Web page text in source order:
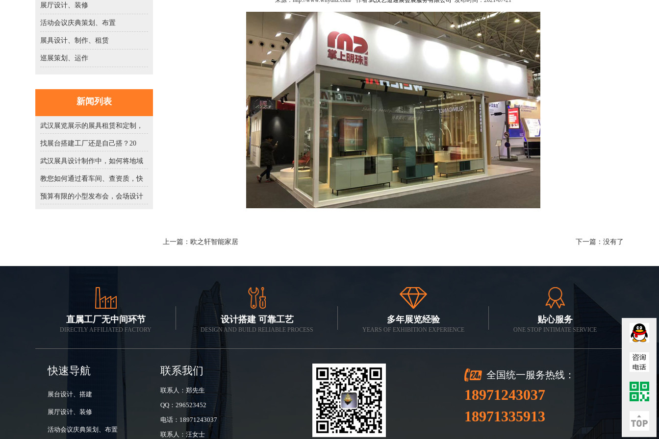
展厅设计、装修
活动会议庆典策划、布置
展具设计、制作、租赁
巡展策划、运作
新闻列表
武汉展览展示的展具租赁和定制，
找展台搭建工厂还是自己搭？20
武汉展具设计制作中，如何将地域
教您如何通过看车间、查资质，快
预算有限的小型发布会，会场设计
上一篇： 欧之轩智能家居 下一篇：没有了
直属工厂无中间环节
DIRECTLY AFFILIATED FACTORY
设计搭建 可靠工艺
DESIGN AND BUILD RELIABLE PROCESS
多年展览经验
YEARS OF EXHIBITION EXPERIENCE
贴心服务
ONE STOP INTIMATE SERVICE
快速导航
展台设计、搭建
展厅设计、装修
活动会议庆典策划、布置
联系我们
联系人：郑先生
QQ：296523452
电话：18971243037
联系人：汪女士
全国统一服务热线：
18971243037
18971335913